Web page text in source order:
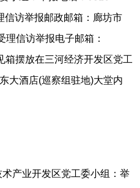
信访举报邮政邮箱：廊坊市
信访举报电子邮箱：
箱摆放在三河经济开发区党工
大酒店(巡察组驻地)大堂内
产业开发区党工委小组：举